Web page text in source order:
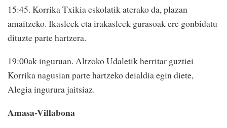
15:45. Korrika Txikia eskolatik aterako da, plazan
amaitzeko. Ikasleek eta irakasleek gurasoak ere gonbidatu
dituzte parte hartzera.
19:00ak inguruan. Altzoko Udaletik herritar guztiei
Korrika nagusian parte hartzeko deialdia egin diete,
Alegia ingurura jaitsiaz.
Amasa-Villabona